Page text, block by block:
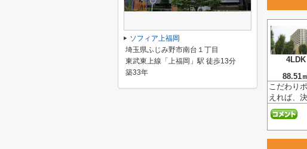
4LDK
88.51
こだわり
えれば、
ソフィア上福岡
埼玉県ふじみ野市南台１丁目
東武東上線「上福岡」駅 徒歩13分
築33年